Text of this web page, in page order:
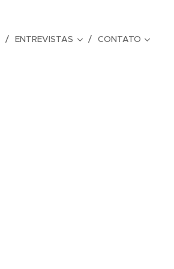
ENTREVISTAS CONTATO